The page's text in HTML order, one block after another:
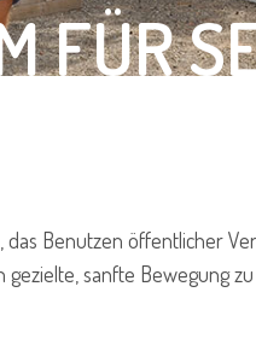
FÜR
Benutzen öffentlicher
sanfte Bewegung